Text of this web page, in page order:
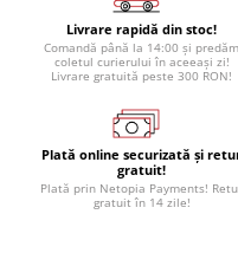
Motoare
Variatoare turatie
Surse de alimentare
Alimentatoare AC-DC
Convertoare DC-DC
Invertoare DC-AC
Livrare rapidă din stoc!
Comandă până la 14:00 și predăm
coletul curierului în aceeași zi!
Livrare gratuită peste 300 RON!
Plată online securizată și
gratuit!
Plată prin Netopia Payments!
gratuit în 14 zile!